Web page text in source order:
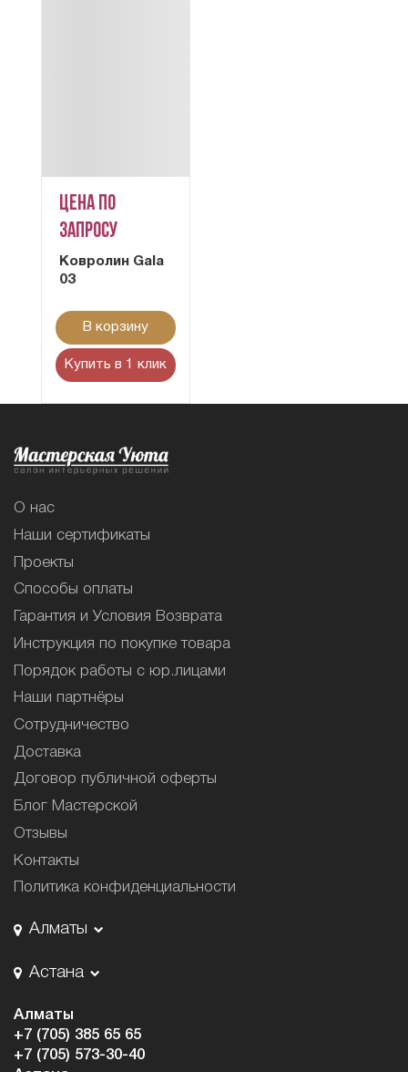
Цена по
запросу
Ковролин Gala
03
В корзину
Купить в 1 клик
О нас
Наши сертификаты
Проекты
Способы оплаты
Гарантия и Условия Возврата
Инструкция по покупке товара
Порядок работы с юр.лицами
Наши партнёры
Сотрудничество
Доставка
Договор публичной оферты
Блог Мастерской
Отзывы
Контакты
Политика конфиденциальности
Алматы
Астана
Алматы
+7 (705) 385 65 65
+7 (705) 573-30-40